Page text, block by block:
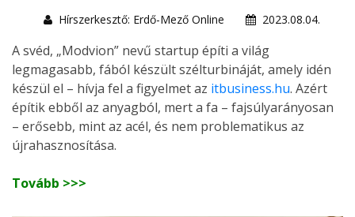
Hírszerkesztő: Erdő-Mező Online
2023.08.04.
A svéd, „Modvion” nevű startup építi a világ
legmagasabb, fából készült szélturbináját, amely idén
készül el – hívja fel a figyelmet az itbusiness.hu. Azért
építik ebből az anyagból, mert a fa – fajsúlyarányosan
– erősebb, mint az acél, és nem problematikus az
újrahasznosítása.
Tovább >>>